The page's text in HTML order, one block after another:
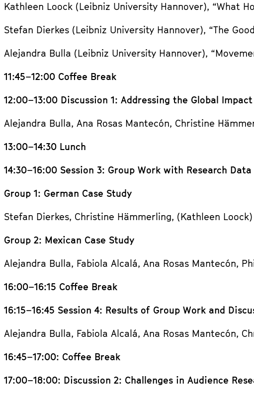
Kathleen Loock (Leibniz University Hannover), “What
Stefan Dierkes (Leibniz University Hannover), “The
Alejandra Bulla (Leibniz University Hannover),
11:45–12:00 Coffee Break
12:00–13:00 Discussion 1: Addressing the Global
Alejandra Bulla, Ana Rosas Mantecón, Christine
13:00–14:30 Lunch
14:30–16:00 Session 3: Group Work with Research Data
Group 1: German Case Study
Stefan Dierkes, Christine Hämmerling, (Kathleen Loock)
Group 2: Mexican Case Study
Alejandra Bulla, Fabiola Alcalá, Ana Rosas Mantecón,
16:00–16:15 Coffee Break
16:15–16:45 Session 4: Results of Group Work and
Alejandra Bulla, Fabiola Alcalá, Ana Rosas Mantecón,
16:45–17:00: Coffee Break
17:00–18:00: Discussion 2: Challenges in Audience